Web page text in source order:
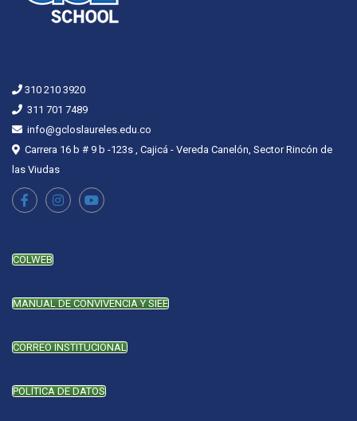
310 210 3920
311 701 7489
info@gcloslaureles.edu.co
Carrera 16 b # 9 b -123s , Cajicá - Vereda Canelón, Sector Rincón de
las Viudas
COLWEB
MANUAL DE CONVIVENCIA Y SIEE
CORREO INSTITUCIONAL
POLÍTICA DE DATOS